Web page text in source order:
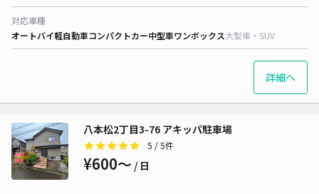
対応車種
オートバイ軽自動車コンパクトカー中型車ワンボックス大型車・SUV
詳細へ
八本松2丁目3-76 アキッパ駐車場
5 / 5件
¥600〜 / 日